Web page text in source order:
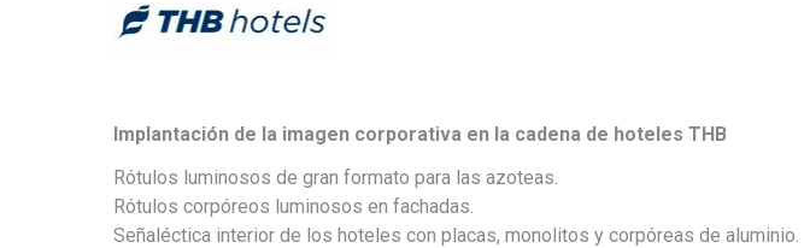
Implantación de la imagen corporativa en la cadena de hoteles THB
Rótulos luminosos de gran formato para las azoteas.
Rótulos corpóreos luminosos en fachadas.
Señaléctica interior de los hoteles con placas, monolitos y corpóreas de aluminio.